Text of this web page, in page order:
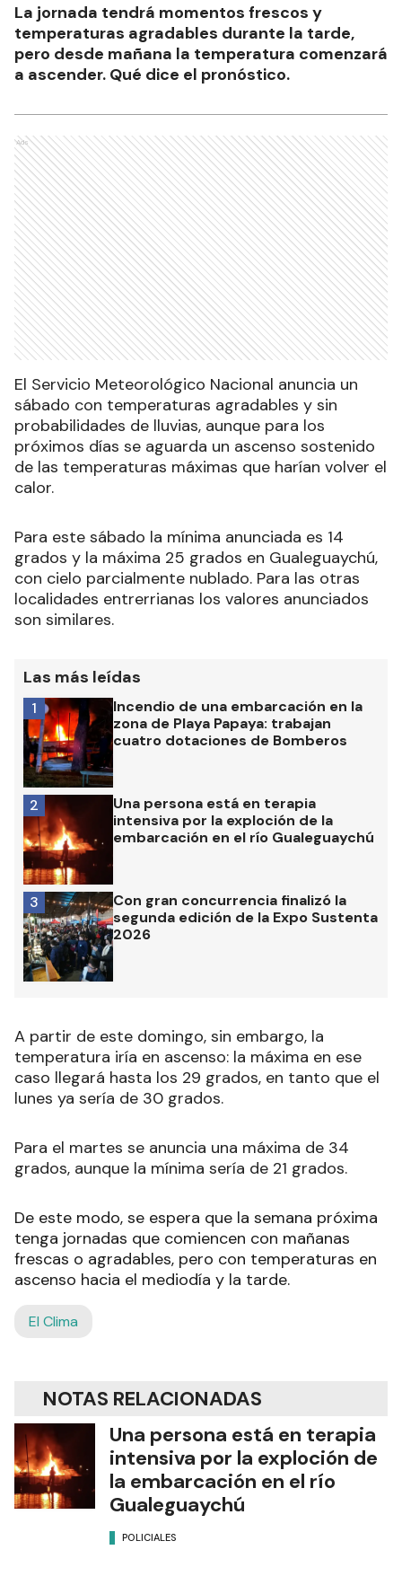
La jornada tendrá momentos frescos y
temperaturas agradables durante la tarde,
pero desde mañana la temperatura comenzará
a ascender. Qué dice el pronóstico.
Ads
El Servicio Meteorológico Nacional anuncia un
sábado con temperaturas agradables y sin
probabilidades de lluvias, aunque para los
próximos días se aguarda un ascenso sostenido
de las temperaturas máximas que harían volver el
calor.
Para este sábado la mínima anunciada es 14
grados y la máxima 25 grados en Gualeguaychú,
con cielo parcialmente nublado. Para las otras
localidades entrerrianas los valores anunciados
son similares.
Las más leídas
Incendio de una embarcación en la
zona de Playa Papaya: trabajan
cuatro dotaciones de Bomberos
1
Una persona está en terapia
intensiva por la exploción de la
embarcación en el río Gualeguaychú
2
Con gran concurrencia finalizó la
segunda edición de la Expo Sustenta
2026
3
A partir de este domingo, sin embargo, la
temperatura iría en ascenso: la máxima en ese
caso llegará hasta los 29 grados, en tanto que el
lunes ya sería de 30 grados.
Para el martes se anuncia una máxima de 34
grados, aunque la mínima sería de 21 grados.
De este modo, se espera que la semana próxima
tenga jornadas que comiencen con mañanas
frescas o agradables, pero con temperaturas en
ascenso hacia el mediodía y la tarde.
El Clima
NOTAS RELACIONADAS
Una persona está en terapia
intensiva por la exploción de
la embarcación en el río
Gualeguaychú
POLICIALES